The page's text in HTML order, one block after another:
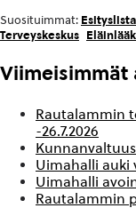
Suosituimmat:
Terveyskeskus
Viimeisimmät
Rautalammin
-26.7.2026
Uimahalli auki
Uimahalli
Rautalammin